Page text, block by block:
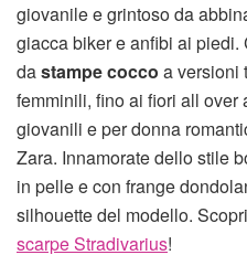
giovanile e grintoso da
giacca biker e anfibi ai
dastampe cocco a versioni
femminili, fino ai fiori all
giovanili e per donna
Zara. Innamorate dello stile
in pelle e con frange
silhouette del modello.
scarpe Stradivarius!